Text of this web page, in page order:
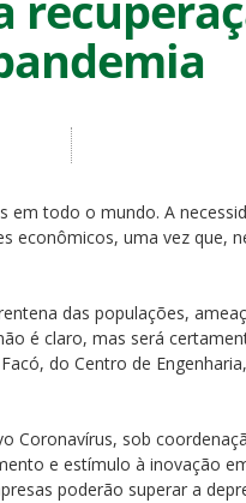
todo o mundo. A
uma vez que,
das populações,
é claro, mas será
do Centro de
Coronavírus, sob
e estímulo à inovação
poderão superar a